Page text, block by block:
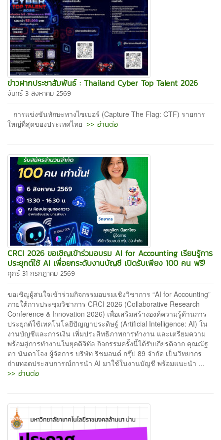
ข่าวฝากประชาสัมพันธ์ : Thailand Cyber Top Talent 2026
จันทร์ 3 สิงหาคม 2569
การแข่งขันทักษะทางไซเบอร์ (Capture The Flag: CTF) รายการ
ใหญ่ที่สุดของประเทศไทย >> อ่านต่อ
CRCI 2026 ขอเชิญเข้าร่วมอบรม AI for Accounting เรียนรู้การ
ประยุกต์ใช้ AI เพื่อยกระดับงานบัญชี เปิดรับเพียง 100 คน ฟรี!
ศุกร์ 31 กรกฎาคม 2569
ขอเชิญผู้สนใจเข้าร่วมกิจกรรมอบรมเชิงวิชาการ “AI for Accounting”
ภายใต้การประชุมวิชาการ CRCI 2026 (Collaborative Research
Conference & Innovation 2026) เพื่อเสริมสร้างองค์ความรู้ด้านการ
ประยุกต์ใช้เทคโนโลยีปัญญาประดิษฐ์ (Artificial Intelligence: AI) ใน
งานบัญชีและการเงิน เพิ่มประสิทธิภาพการทำงาน และเตรียมความ
พร้อมสู่การทำงานในยุคดิจิทัล กิจกรรมครั้งนี้ได้รับเกียรติจาก คุณณัฐ
ตา นันตาโจง ผู้จัดการ บริษัท ริชมอนด์ กรุ๊ป 89 จำกัด เป็นวิทยากร
ถ่ายทอดประสบการณ์การนำ AI มาใช้ในงานบัญชี พร้อมแนะนำ ...
>> อ่านต่อ